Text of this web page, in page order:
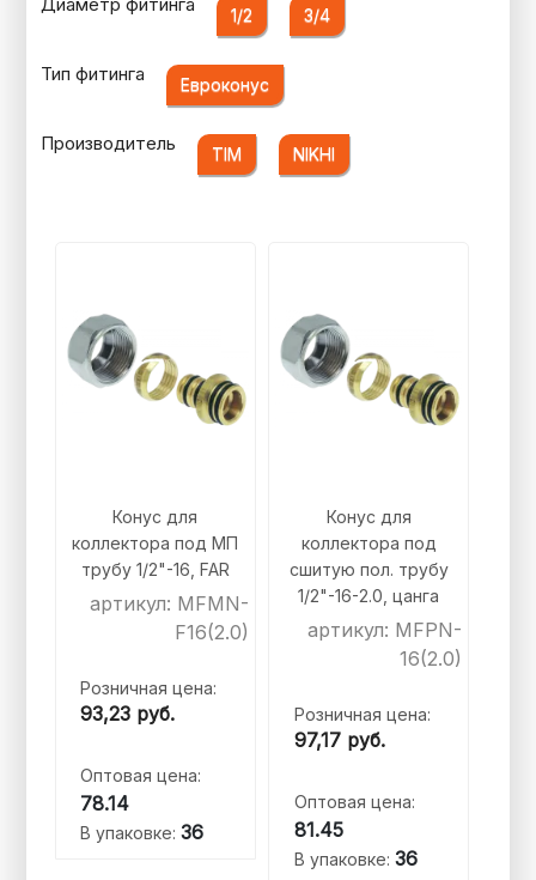
1/2 3/4
Тип фитинга Евроконус
Производитель TIM NIKHI
Конус для
коллектора под МП
трубу 1/2"-16, FAR
артикул: MFMN-
F16(2.0)
Розничная цена:
93,23 руб.
Оптовая цена:
78.14
В упаковке:36
Конус для
коллектора под
сшитую пол. трубу
1/2"-16-2.0, цанга
артикул: MFPN-
16(2.0)
Розничная цена:
97,17 руб.
Оптовая цена:
81.45
В упаковке: 36